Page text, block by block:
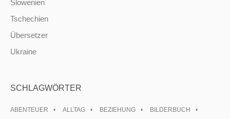
Slowenien
Tschechien
Übersetzer
Ukraine
SCHLAGWÖRTER
ABENTEUER ALLTAG BEZIEHUNG
BILDERBUCH